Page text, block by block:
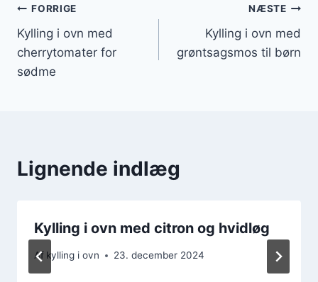
Indlægsnavigation
FORRIGE
Kylling i ovn med
cherrytomater for
sødme
NÆSTE
Kylling i ovn med
grøntsagsmos til børn
Lignende indlæg
Kylling i ovn med citron og hvidløg
Af kylling i ovn 23. december 2024